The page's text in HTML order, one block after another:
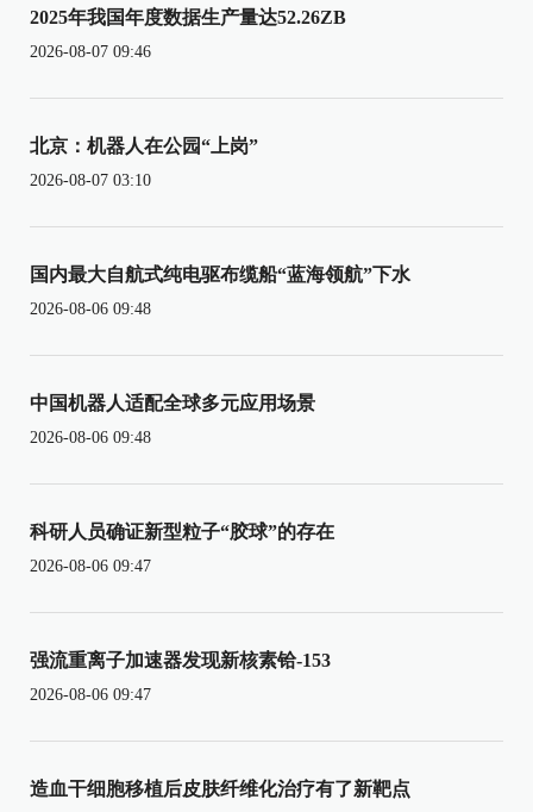
2025年我国年度数据生产量达52.26ZB
2026-08-07 09:46
北京：机器人在公园“上岗”
2026-08-07 03:10
国内最大自航式纯电驱布缆船“蓝海领航”下水
2026-08-06 09:48
中国机器人适配全球多元应用场景
2026-08-06 09:48
科研人员确证新型粒子“胶球”的存在
2026-08-06 09:47
强流重离子加速器发现新核素铪-153
2026-08-06 09:47
造血干细胞移植后皮肤纤维化治疗有了新靶点